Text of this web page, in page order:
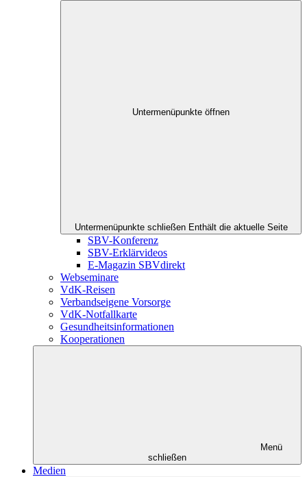
Untermenüpunkte öffnen
Untermenüpunkte schließen Enthält die aktuelle Seite
SBV-Konferenz
SBV-Erklärvideos
E-Magazin SBVdirekt
Webseminare
VdK-Reisen
Verbandseigene Vorsorge
VdK-Notfallkarte
Gesundheitsinformationen
Kooperationen
Menü
schließen
Medien